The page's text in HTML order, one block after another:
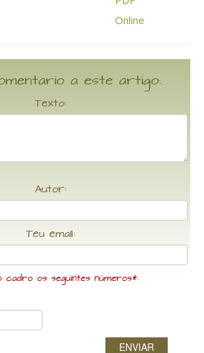
a este artigo:
Texto:
Autor:
Teu email:
cadro os seguintes números*:
ENVIAR